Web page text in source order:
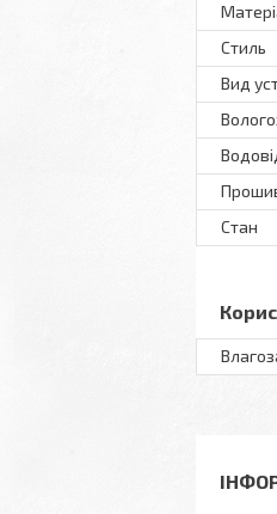
Стиль
Вид
Стан